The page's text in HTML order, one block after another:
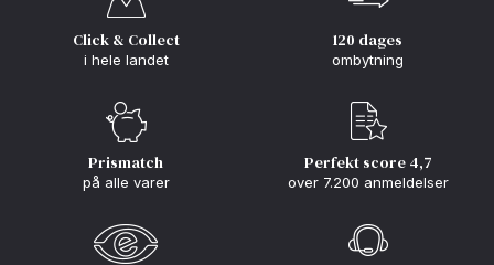
Click & Collect
i hele landet
120 dages
ombytning
Prismatch
på alle varer
Perfekt score 4,7
over 7.200 anmeldelser